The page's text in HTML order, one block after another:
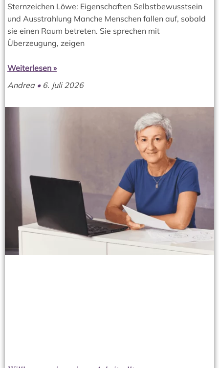
Sternzeichen Löwe: Eigenschaften Selbstbewusstsein
und Ausstrahlung Manche Menschen fallen auf, sobald
sie einen Raum betreten. Sie sprechen mit
Überzeugung, zeigen
Weiterlesen »
Andrea 6. Juli 2026